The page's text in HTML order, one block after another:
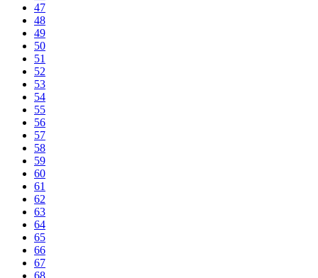
47
48
49
50
51
52
53
54
55
56
57
58
59
60
61
62
63
64
65
66
67
68